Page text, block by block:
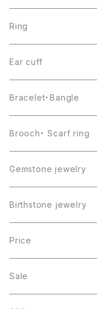
Ring
Ear cuff
Bracelet・Bangle
Brooch・ Scarf ring
Gemstone jewelry
Birthstone jewelry
１月・ガーネット
２月・アメジスト
Price
～5000円
Sale